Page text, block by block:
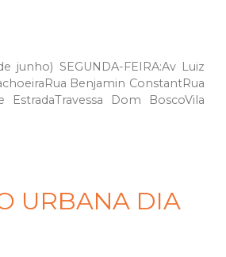
SEGUNDA-FEIRA:Av Luiz
Benjamin ConstantRua
Dom BoscoVila
URBANA DIA